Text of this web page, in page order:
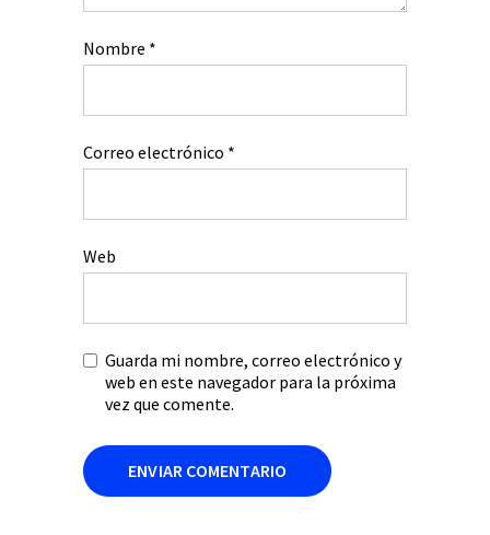
Nombre *
Correo electrónico *
Web
Guarda mi nombre, correo electrónico y
web en este navegador para la próxima
vez que comente.